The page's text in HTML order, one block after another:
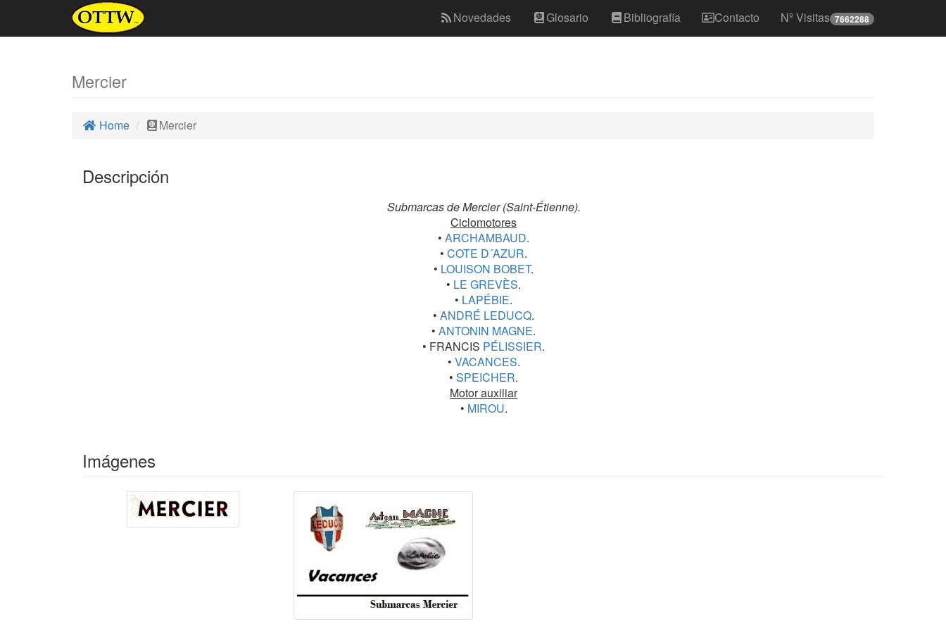
Novedades Glosario Bibliografía Contacto Nº Visitas 7662288
Mercier
Home Mercier
Descripción
Submarcas de Mercier (Saint-Étienne).
Ciclomotores
• ARCHAMBAUD.
• COTE D´AZUR.
• LOUISON BOBET.
• LE GREVÈS.
• LAPÉBIE.
• ANDRÉ LEDUCQ.
• ANTONIN MAGNE.
• FRANCIS PÉLISSIER.
• VACANCES.
• SPEICHER.
Motor auxiliar
• MIROU.
Imágenes